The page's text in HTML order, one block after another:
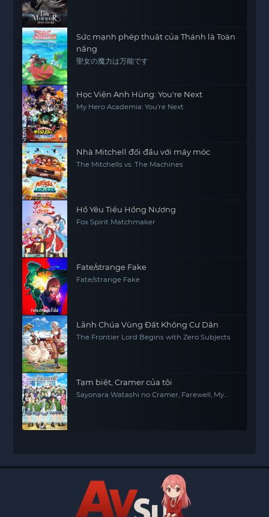
Sức mạnh phép thuật của Thánh là Toàn
năng
聖女の魔力は万能です
Học Viện Anh Hùng: You're Next
My Hero Academia: You're Next
Nhà Mitchell đối đầu với máy móc
The Mitchells vs. The Machines
Hồ Yêu Tiểu Hồng Nương
Fox Spirit Matchmaker
Fate/strange Fake
Fate/strange Fake
Lãnh Chúa Vùng Đất Không Cư Dân
The Frontier Lord Begins with Zero Subjects
Tạm biệt, Cramer của tôi
Sayonara Watashi no Cramer, Farewell, My